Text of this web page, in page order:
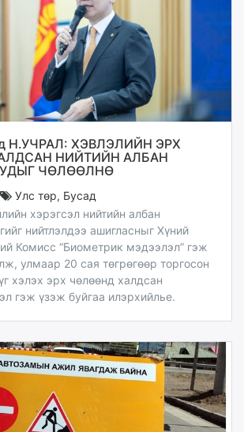
Н.УЧРАЛ: ХЭВЛЭЛИЙН ЭРХ
НИЙТИЙН АЛБАН
ЧӨЛӨӨЛНӨ
Улс төр, Бусад
хэрэгсэл нийтийн албан
нийтлэлдээ ашигласныг Хүний
Комисс “Биометрик мэдээлэл” гэж
улмаар 20 сая төгрөгөөр торгосон
хэлэх эрх чөлөөнд халдсан
гэж үзэж буйгаа илэрхийлье.